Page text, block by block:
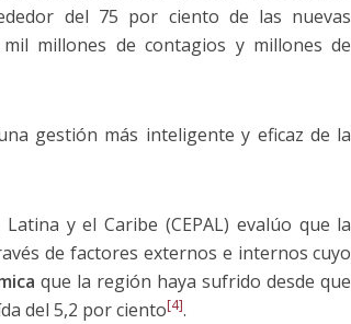
del 75 por ciento de las nuevas
millones de contagios y millones de
gestión más inteligente y eficaz de la
y el Caribe (CEPAL) evalúo que la
de factores externos e internos cuyo
que la región haya sufrido desde que
del 5,2 por ciento[4].